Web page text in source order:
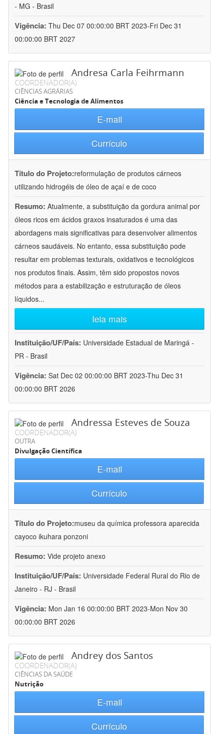
- MG - Brasil
Vigência: Thu Dec 07 00:00:00 BRT 2023-Fri Dec 31
00:00:00 BRT 2027
Andresa Carla Feihrmann
COORDENADOR(A)
CIÊNCIAS AGRÁRIAS
Ciência e Tecnologia de Alimentos
E-mail
Currículo
Título do Projeto:reformulação de produtos cárneos
utilizando hidrogéis de óleo de açaí e de coco
Resumo: Atualmente, a substituição da gordura animal por
óleos ricos em ácidos graxos insaturados é uma das
abordagens mais significativas para desenvolver alimentos
cárneos saudáveis. No entanto, essa substituição pode
resultar em problemas texturais, oxidativos e tecnológicos
nos produtos finais. Assim, têm sido propostos novos
métodos para a estabilização e estruturação de óleos
líquidos...
leia mais
Instituição/UF/País: Universidade Estadual de Maringá -
PR - Brasil
Vigência: Sat Dec 02 00:00:00 BRT 2023-Thu Dec 31
00:00:00 BRT 2026
Andressa Esteves de Souza
COORDENADOR(A)
OUTRA
Divulgação Científica
E-mail
Currículo
Título do Projeto:museu da química professora aparecida
cayoco ikuhara ponzoni
Resumo: Vide projeto anexo
Instituição/UF/País: Universidade Federal Rural do Rio de
Janeiro - RJ - Brasil
Vigência: Mon Jan 16 00:00:00 BRT 2023-Mon Nov 30
00:00:00 BRT 2026
Andrey dos Santos
COORDENADOR(A)
CIÊNCIAS DA SAÚDE
Nutrição
E-mail
Currículo